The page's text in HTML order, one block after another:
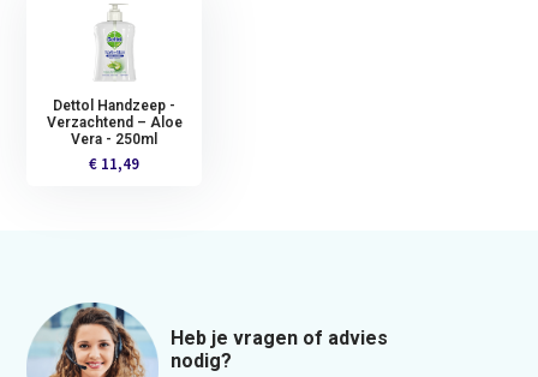
Dettol Handzeep -
Verzachtend – Aloe
Vera - 250ml
€ 11,49
Heb je vragen of advies
nodig?